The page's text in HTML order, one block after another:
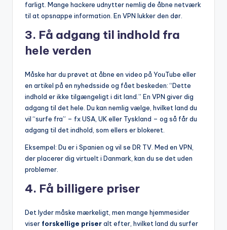
farligt. Mange hackere udnytter nemlig de åbne netværk
til at opsnappe information. En VPN lukker den dør.
3. Få adgang til indhold fra
hele verden
Måske har du prøvet at åbne en video på YouTube eller
en artikel på en nyhedsside og fået beskeden: “Dette
indhold er ikke tilgængeligt i dit land.” En VPN giver dig
adgang til det hele. Du kan nemlig vælge, hvilket land du
vil “surfe fra” – fx USA, UK eller Tyskland – og så får du
adgang til det indhold, som ellers er blokeret.
Eksempel: Du er i Spanien og vil se DR TV. Med en VPN,
der placerer dig virtuelt i Danmark, kan du se det uden
problemer.
4. Få billigere priser
Det lyder måske mærkeligt, men mange hjemmesider
viser forskellige priseralt efter, hvilket land du surfer